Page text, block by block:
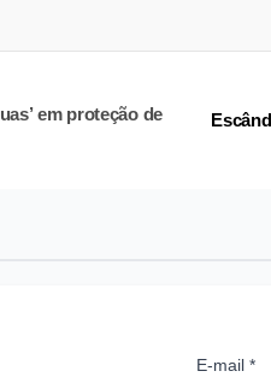
em proteção de
E-mail *